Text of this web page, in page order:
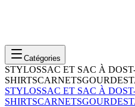
Catégories
STYLOSSAC ET SAC À DOS
SHIRTSCARNETSGOURDES
STYLOSSAC ET SAC À DOS
SHIRTSCARNETSGOURDES